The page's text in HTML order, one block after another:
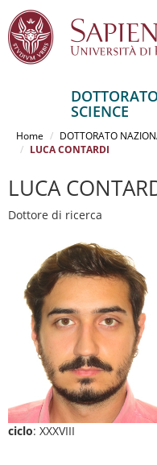
contenuto
SCIENCE
Home DOTTORATO
LUCA CONTARDI
LUCA
Dottore di ricerca
ciclo: XXXVIII